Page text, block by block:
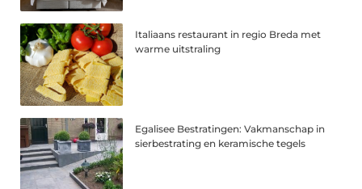
Italiaans restaurant in regio Breda met
warme uitstraling
Egalisee Bestratingen: Vakmanschap in
sierbestrating en keramische tegels